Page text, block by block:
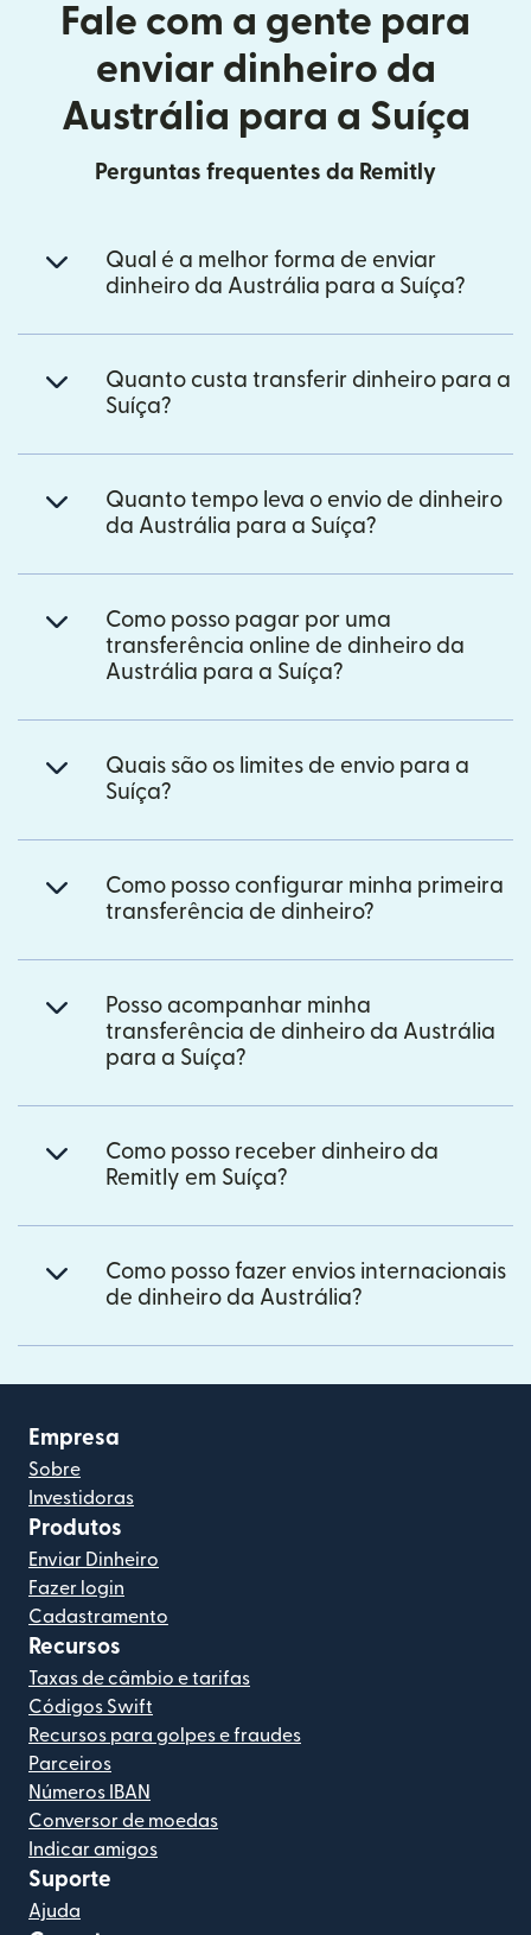
Fale com a gente para
enviar dinheiro da
Austrália para a Suíça
Perguntas frequentes da Remitly
Qual é a melhor forma de enviar
dinheiro da Austrália para a Suíça?
Quanto custa transferir dinheiro para a
Suíça?
Quanto tempo leva o envio de dinheiro
da Austrália para a Suíça?
Como posso pagar por uma
transferência online de dinheiro da
Austrália para a Suíça?
Quais são os limites de envio para a
Suíça?
Como posso configurar minha primeira
transferência de dinheiro?
Posso acompanhar minha
transferência de dinheiro da Austrália
para a Suíça?
Como posso receber dinheiro da
Remitly em Suíça?
Como posso fazer envios internacionais
de dinheiro da Austrália?
Empresa
Sobre
Investidoras
Produtos
Enviar Dinheiro
Fazer login
Cadastramento
Recursos
Taxas de câmbio e tarifas
Códigos Swift
Recursos para golpes e fraudes
Parceiros
Números IBAN
Conversor de moedas
Indicar amigos
Suporte
Ajuda